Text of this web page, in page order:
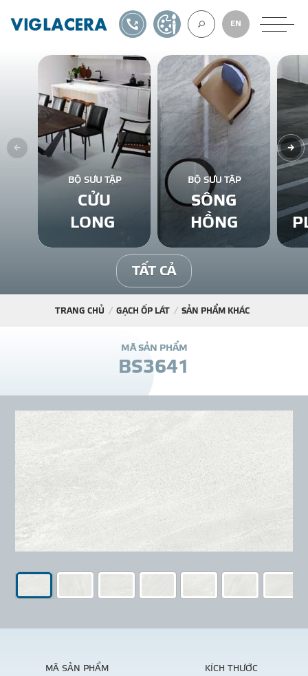
VỀ CHÚNG
GẠCH ỐP LÁT
BÊ TÔNG KHÍ
NGÓI LỢP
THƯ
TIN SỰ KIỆN
TIN CHUYÊN MÔN
EN
1900561582TỰ THIẾT KẾ
BỘ SƯU TẬP
CỬU
LONG
BỘ SƯU TẬP
SÔNG
HỒNG
TẤT CẢ
TRANG CHỦ GẠCH ỐP LÁT SẢN PHẨM KHÁC
MÃ SẢN PHẨM
BS3641
MÃ SẢN PHẨM KÍCH THƯỚC